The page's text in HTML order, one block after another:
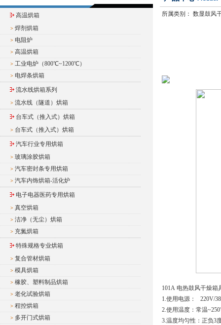
高温烘箱
> 焊剂烘箱
> 电阻炉
> 高温烘箱
> 工业电炉（800℃~1200℃）
> 电焊条烘箱
流水线烘箱系列
> 流水线（隧道）烘箱
台车式（推入式）烘箱
> 台车式（推入式）烘箱
汽车行业专用烘箱
> 玻璃涂胶烘箱
> 汽车密封条专用烘箱
> 汽车内饰烘箱-活化炉
电子电器医药专用烘箱
> 真空烘箱
> 洁净（无尘）烘箱
> 充氮烘箱
特殊规格专业烘箱
> 复合管材烘箱
> 模具烘箱
> 橡胶、塑料制品烘箱
> 老化试验烘箱
> 程控烘箱
> 多开门式烘箱
所属类别： 数显鼓风
101A 电热鼓风干燥箱
1.使用电源： 220V/
2.使用温度：常温
3.温度均匀性：正负3